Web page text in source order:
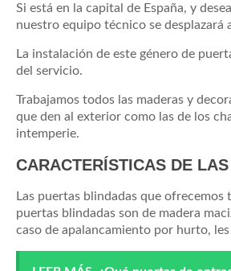
Si está en la capital de España, y
nuestro equipo técnico se desplazará
La instalación de este género de
del servicio.
Trabajamos todos las maderas y
que den al exterior como las de los
intemperie.
CARACTERÍSTICAS DE
Las puertas blindadas que
puertas blindadas son de madera
caso de apalancamiento por hurto,